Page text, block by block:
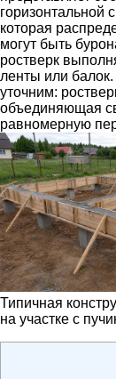
горизонтальной
которая
могут быть
ростверк
ленты или
уточним:
объединяющая
равномерную
Типичная
на участке с